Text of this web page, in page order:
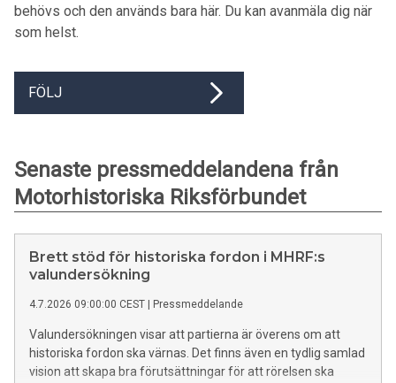
behövs och den används bara här. Du kan avanmäla dig när
som helst.
FÖLJ
Senaste pressmeddelandena från
Motorhistoriska Riksförbundet
Brett stöd för historiska fordon i MHRF:s
valundersökning
4.7.2026 09:00:00 CEST Pressmeddelande
Valundersökningen visar att partierna är överens om att
historiska fordon ska värnas. Det finns även en tydlig samlad
vision att skapa bra förutsättningar för att rörelsen ska